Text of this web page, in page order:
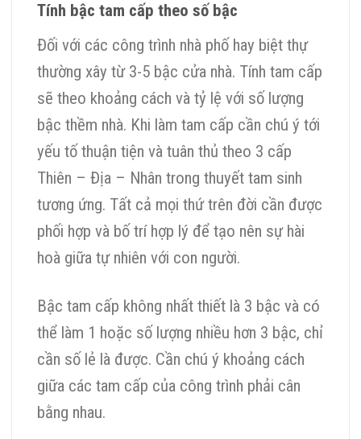
Tính bậc tam cấp theo số bậc
Đối với các công trình nhà phố hay biệt thự
thường xây từ 3-5 bậc cửa nhà. Tính tam cấp
sẽ theo khoảng cách và tỷ lệ với số lượng
bậc thềm nhà. Khi làm tam cấp cần chú ý tới
yếu tố thuận tiện và tuân thủ theo 3 cấp
Thiên – Địa – Nhân trong thuyết tam sinh
tương ứng. Tất cả mọi thứ trên đời cần được
phối hợp và bố trí hợp lý để tạo nên sự hài
hoà giữa tự nhiên với con người.
Bậc tam cấp không nhất thiết là 3 bậc và có
thể làm 1 hoặc số lượng nhiều hơn 3 bậc, chỉ
cần số lẻ là được. Cần chú ý khoảng cách
giữa các tam cấp của công trình phải cân
bằng nhau.